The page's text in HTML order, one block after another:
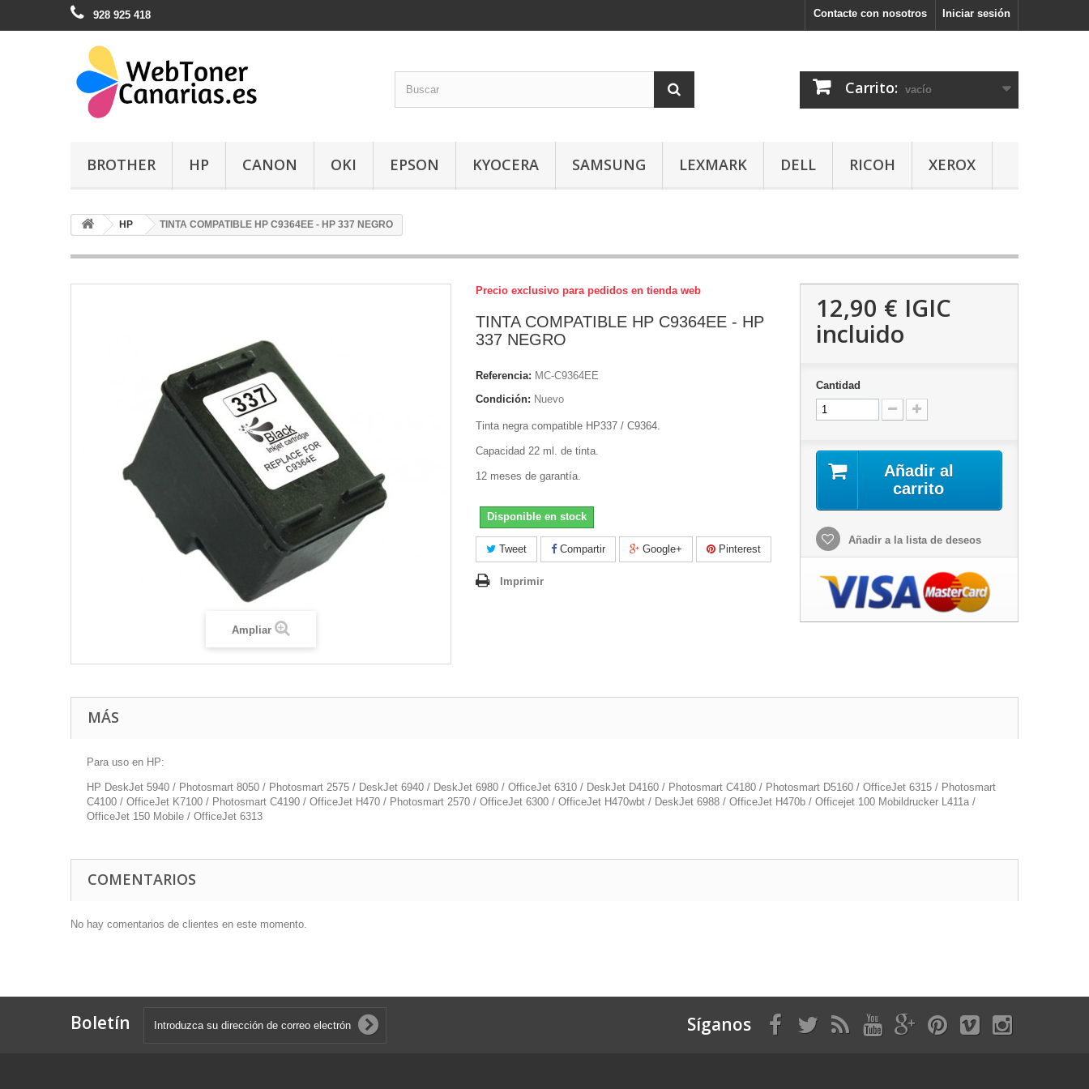
Iniciar sesión
Contacte con nosotros
928 925 418
Carrito: vacío
BROTHER HP CANON OKI EPSON KYOCERA SAMSUNG LEXMARK DELL RICOH XEROX
HP TINTA COMPATIBLE HP C9364EE - HP 337 NEGRO
Ampliar
Precio exclusivo para pedidos en tienda web
TINTA COMPATIBLE HP C9364EE - HP
337 NEGRO
Referencia: MC-C9364EE
Condición: Nuevo
Tinta negra compatible HP337 / C9364.
Capacidad 22 ml. de tinta.
12 meses de garantía.
Disponible en stock
Tweet Compartir Google+ Pinterest
Imprimir
12,90 € IGIC
incluido
Cantidad
Añadir al
carrito
Añadir a la lista de deseos
MÁS
Para uso en HP:
HP DeskJet 5940 / Photosmart 8050 / Photosmart 2575 / DeskJet 6940 / DeskJet 6980 / OfficeJet 6310 / DeskJet D4160 / Photosmart C4180 / Photosmart D5160 / OfficeJet 6315 / Photosmart
C4100 / OfficeJet K7100 / Photosmart C4190 / OfficeJet H470 / Photosmart 2570 / OfficeJet 6300 / OfficeJet H470wbt / DeskJet 6988 / OfficeJet H470b / Officejet 100 Mobildrucker L411a /
OfficeJet 150 Mobile / OfficeJet 6313
COMENTARIOS
No hay comentarios de clientes en este momento.
Boletín Síganos